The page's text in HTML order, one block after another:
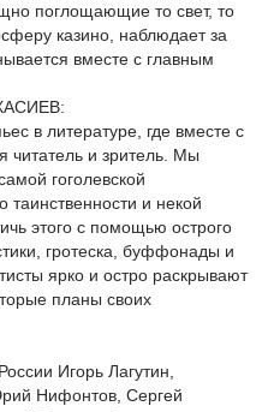
поглощающие то свет, то
казино, наблюдает за
вместе с главным
в литературе, где вместе с
читатель и зритель. Мы
гоголевской
таинственности и некой
этого с помощью острого
гротеска, буффонады и
ярко и остро раскрывают
планы своих
Игорь Лагутин,
Нифонтов, Сергей